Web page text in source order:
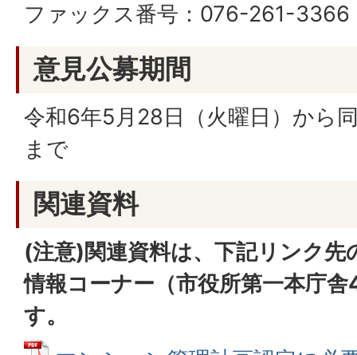
ファックス番号：076-261-3366
意見公募期間
令和6年5月28日（火曜日）から
まで
関連資料
(注意)関連資料は、下記リンク先
情報コーナー（市役所第一本庁
す。